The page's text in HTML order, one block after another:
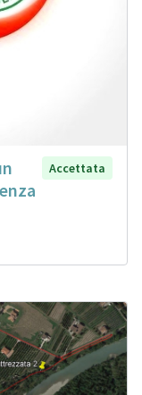
Accettata